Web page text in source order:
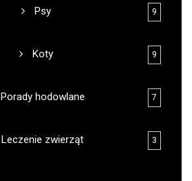
Psy 9
Koty 9
Porady hodowlane 7
Leczenie zwierząt 3